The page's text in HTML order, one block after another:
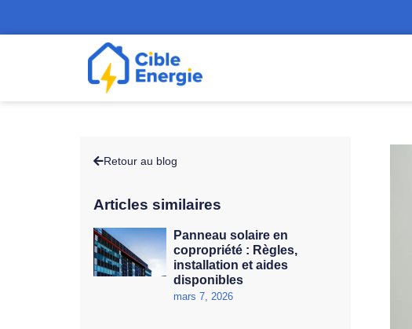
Retour au blog
Articles similaires
Panneau solaire en
copropriété : Règles,
installation et aides
disponibles
mars 7, 2026